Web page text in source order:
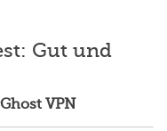
Gut und
VPN